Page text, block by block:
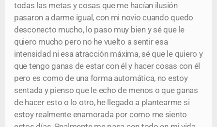
todas las metas y cosas que me hacían ilusión
pasaron a darme igual, con mi novio cuando quedo
desconecto mucho, lo paso muy bien y sé que le
quiero mucho pero no he vuelto a sentir esa
intensidad ni esa atracción máxima, sé que le quiero y
que tengo ganas de estar con él y hacer cosas con él
pero es como de una forma automática, no estoy
sentada y pienso que le echo de menos o que ganas
de hacer esto o lo otro, he llegado a plantearme si
estoy realmente enamorada por como me siento